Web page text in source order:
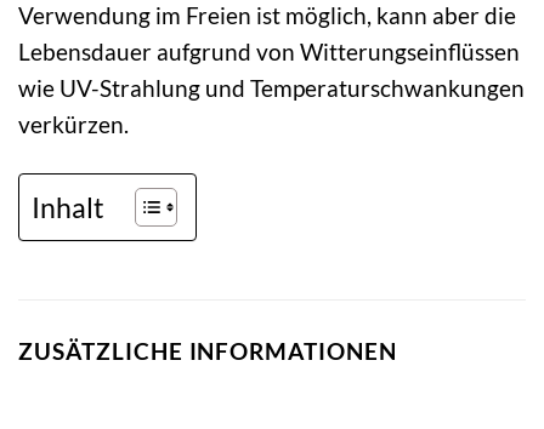
Verwendung im Freien ist möglich, kann aber die
Lebensdauer aufgrund von Witterungseinflüssen
wie UV-Strahlung und Temperaturschwankungen
verkürzen.
Inhalt
ZUSÄTZLICHE INFORMATIONEN